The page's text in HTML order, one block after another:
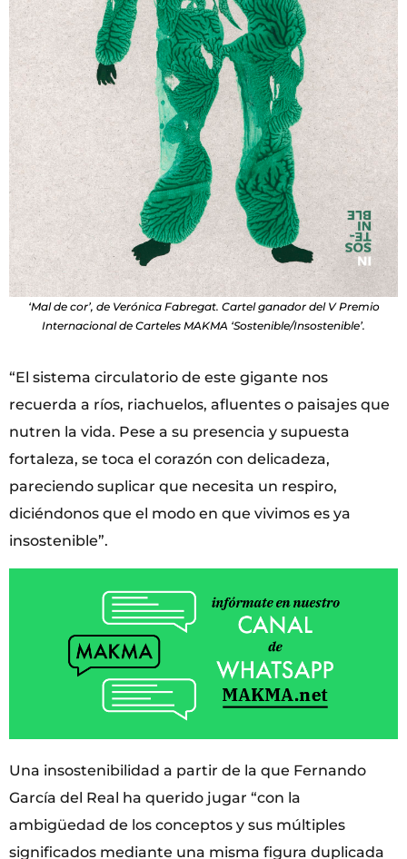
‘Mal de cor’, de Verónica Fabregat. Cartel ganador del V Premio
Internacional de Carteles MAKMA ‘Sostenible/Insostenible’.
“El sistema circulatorio de este gigante nos
recuerda a ríos, riachuelos, afluentes o paisajes que
nutren la vida. Pese a su presencia y supuesta
fortaleza, se toca el corazón con delicadeza,
pareciendo suplicar que necesita un respiro,
diciéndonos que el modo en que vivimos es ya
insostenible”.
Una insostenibilidad a partir de la que Fernando
García del Real ha querido jugar “con la
ambigüedad de los conceptos y sus múltiples
significados mediante una misma figura duplicada